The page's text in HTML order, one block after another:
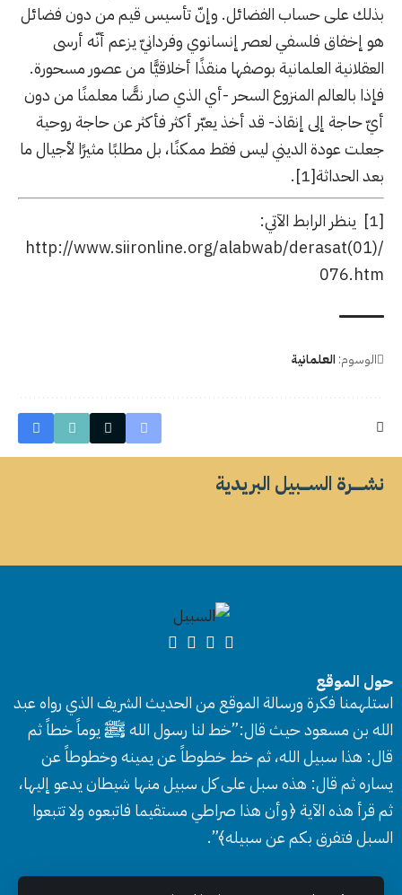
بذلك على حساب الفضائل. وإنّ تأسيس قيم من دون فضائل
هو إخفاق فلسفي لعصر إنسانوي وفردانيّ يزعم أنّه أرسى
العقلانية العلمانية بوصفها منقذًا أخلاقيًّا من عصور مسحورة.
فإذا بالعالم المنزوع السحر -أي الذي صار نصًّا معلمنًا من دون
أيّ حاجة إلى إنقاذ- قد أخذ يعبّر أكثر فأكثر عن حاجة روحية
جعلت عودة الديني ليس فقط ممكنًا، بل مطلبًا مثيرًا لأجيال ما
بعد الحداثة[1]
.
[1]
ينظر الرابط الآتي:
http://www.siironline.org/alabwab/derasat(01)/
076.htm
الوسوم:العلمانية
نشــــــرة الســــبيل البريدية
حول الموقع
استلهمنا فكرة ورسالة الموقع من الحديث الشريف الذي رواه عبد
الله بن مسعود حيث قال:”خط لنا رسول الله ﷺ يوماً خطاً ثم
قال: هذا سبيل الله، ثم خط خطوطاً عن يمينه وخطوطاً عن
يساره ثم قال: هذه سبل على كل سبيل منها شيطان يدعو إليها،
ثم قرأ هذه الآية ﴿وأن هذا صراطي مستقيما فاتبعوه ولا تتبعوا
السبل فتفرق بكم عن سبيله﴾”.